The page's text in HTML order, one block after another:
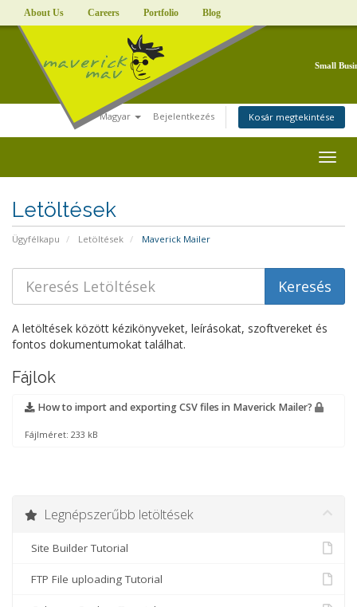
About Us Careers Portfolio Blog
Small
Magyar Bejelentkezés Kosár megtekintése
Letöltések
Ügyfélkapu Letöltések Maverick Mailer
A letöltések között kézikönyveket, leírásokat, szoftvereket és
fontos dokumentumokat találhat.
Fájlok
How to import and exporting CSV files in Maverick Mailer?
Fájlméret: 233 kB
Legnépszerűbb letöltések
Site Builder Tutorial
FTP File uploading Tutorial